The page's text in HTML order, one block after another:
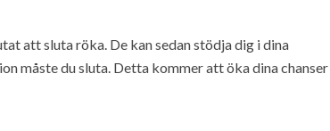
att sluta röka. De kan sedan stödja dig i dina
måste du sluta. Detta kommer att öka dina chanser